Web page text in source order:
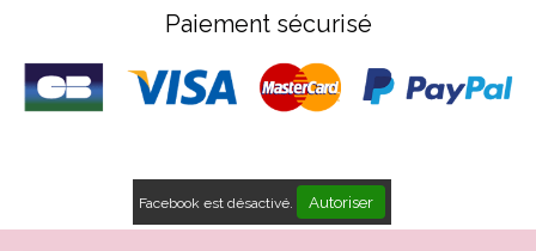
Paiement sécurisé
Facebook est désactivé. Autoriser